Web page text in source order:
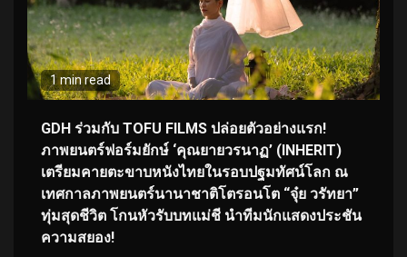
1 min read
GDH ร่วมกับ TOFU FILMS ปล่อยตัวอย่างแรก!
ภาพยนตร์ฟอร์มยักษ์ ‘คุณยายวรนาฏ’ (INHERIT)
เตรียมคายตะขาบหนังไทยในรอบปฐมทัศน์โลก ณ
เทศกาลภาพยนตร์นานาชาติโตรอนโต “จุ๋ย วรัทยา”
ทุ่มสุดชีวิต โกนหัวรับบทแม่ชี นำทีมนักแสดงประชัน
ความสยอง!